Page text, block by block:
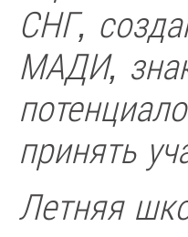
СНГ,
МАДИ,
принять
Летняя